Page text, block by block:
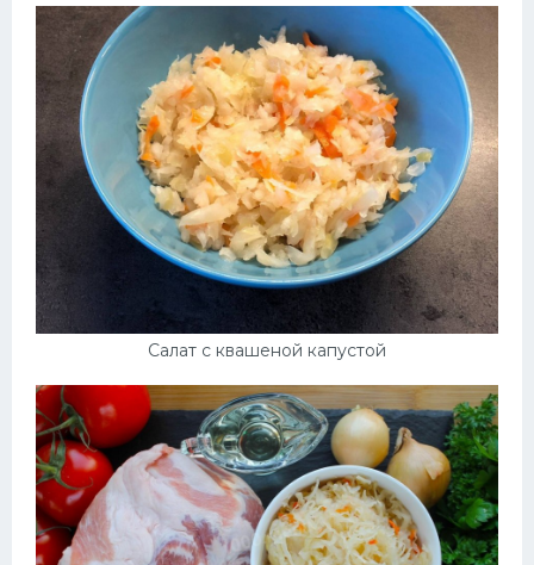
Салат с квашеной капустой